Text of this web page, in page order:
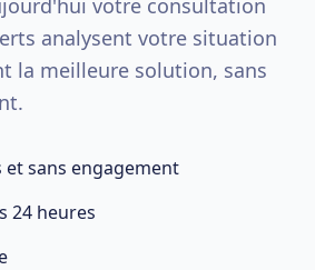
votre consultation
analysent votre situation
la meilleure solution, sans
sans engagement
24 heures